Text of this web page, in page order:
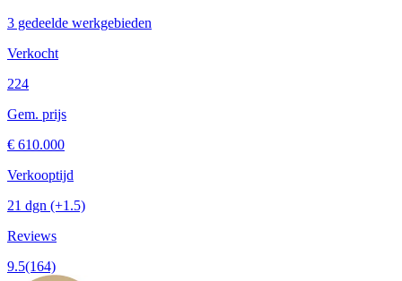
3 gedeelde werkgebieden
Verkocht
224
Gem. prijs
€ 610.000
Verkooptijd
21 dgn (+1.5)
Reviews
9.5(164)